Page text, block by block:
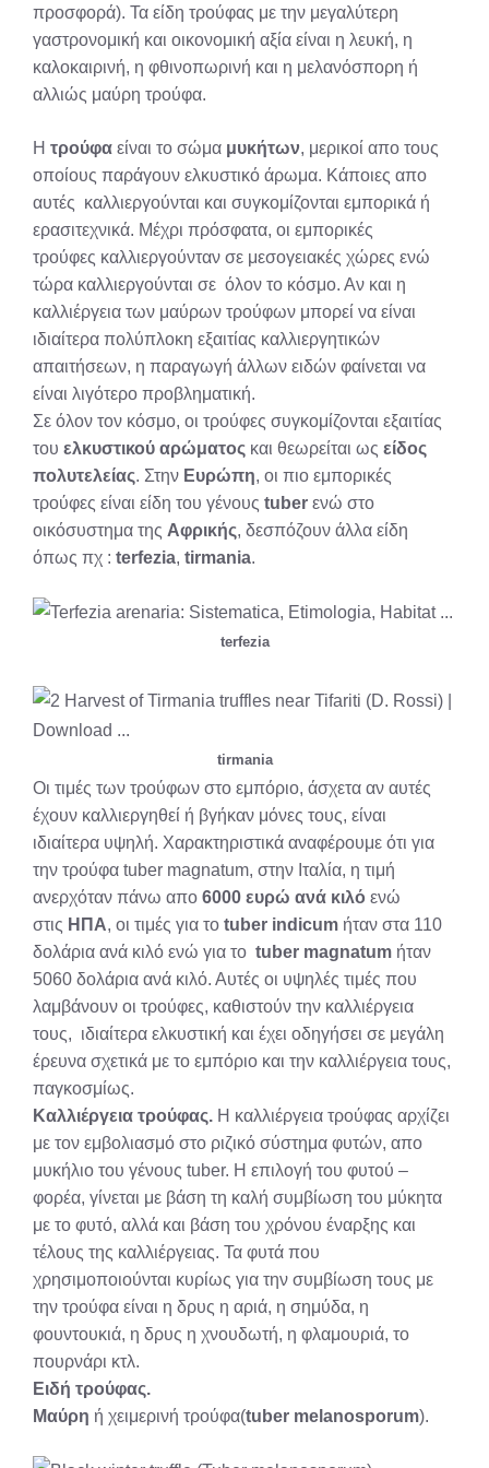
προσφορά). Τα είδη τρούφας με την μεγαλύτερη
γαστρονομική και οικονομική αξία είναι η λευκή, η
καλοκαιρινή, η φθινοπωρινή και η μελανόσπορη ή
αλλιώς μαύρη τρούφα.
Η τρούφα είναι το σώμα μυκήτων, μερικοί απο τους
οποίους παράγουν ελκυστικό άρωμα. Κάποιες απο
αυτές καλλιεργούνται και συγκομίζονται εμπορικά ή
ερασιτεχνικά. Μέχρι πρόσφατα, οι εμπορικές
τρούφες καλλιεργούνταν σε μεσογειακές χώρες ενώ
τώρα καλλιεργούνται σε όλον το κόσμο. Αν και η
καλλιέργεια των μαύρων τρούφων μπορεί να είναι
ιδιαίτερα πολύπλοκη εξαιτίας καλλιεργητικών
απαιτήσεων, η παραγωγή άλλων ειδών φαίνεται να
είναι λιγότερο προβληματική.
Σε όλον τον κόσμο, οι τρούφες συγκομίζονται εξαιτίας
του ελκυστικού αρώματος και θεωρείται ως είδος
πολυτελείας. Στην Ευρώπη, οι πιο εμπορικές
τρούφες είναι είδη του γένους tuber ενώ στο
οικόσυστημα της Αφρικής, δεσπόζουν άλλα είδη
όπως πχ : terfezia, tirmania.
terfezia
tirmania
Οι τιμές των τρούφων στο εμπόριο, άσχετα αν αυτές
έχουν καλλιεργηθεί ή βγήκαν μόνες τους, είναι
ιδιαίτερα υψηλή. Χαρακτηριστικά αναφέρουμε ότι για
την τρούφα tuber magnatum, στην Ιταλία, η τιμή
ανερχόταν πάνω απο 6000 ευρώ ανά κιλό ενώ
στις ΗΠΑ, οι τιμές για το tuber indicum ήταν στα 110
δολάρια ανά κιλό ενώ για το tuber magnatum ήταν
5060 δολάρια ανά κιλό. Αυτές οι υψηλές τιμές που
λαμβάνουν οι τρούφες, καθιστούν την καλλιέργεια
τους, ιδιαίτερα ελκυστική και έχει οδηγήσει σε μεγάλη
έρευνα σχετικά με το εμπόριο και την καλλιέργεια τους,
παγκοσμίως.
Καλλιέργεια τρούφας. Η καλλιέργεια τρούφας αρχίζει
με τον εμβολιασμό στο ριζικό σύστημα φυτών, απο
μυκήλιο του γένους tuber. H επιλογή του φυτού –
φορέα, γίνεται με βάση τη καλή συμβίωση του μύκητα
με το φυτό, αλλά και βάση του χρόνου έναρξης και
τέλους της καλλιέργειας. Τα φυτά που
χρησιμοποιούνται κυρίως για την συμβίωση τους με
την τρούφα είναι η δρυς η αριά, η σημύδα, η
φουντουκιά, η δρυς η χνουδωτή, η φλαμουριά, το
πουρνάρι κτλ.
Ειδή τρούφας.
Μαύρη ή χειμερινή τρούφα(tuber melanosporum).